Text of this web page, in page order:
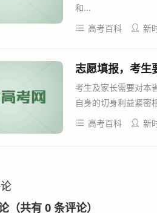
和...
高考百科
新
志愿填报，考生
考生及家长需要对本
自身的切身利益紧密
高考百科
新
（共有 0 条评论）